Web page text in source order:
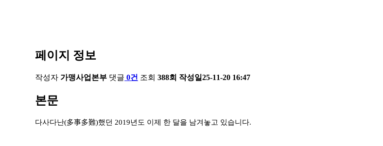
페이지 정보
작성자 가맹사업본부 댓글 0건 조회 388회 작성일25-11-20 16:47
본문
다사다난(多事多難)했던 2019년도 이제 한 달을 남겨놓고 있습니다.